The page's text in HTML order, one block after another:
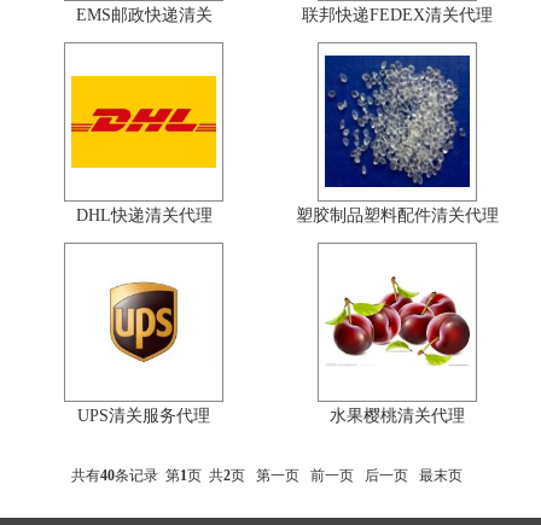
EMS邮政快递清关 联邦快递FEDEX清关代理
DHL快递清关代理 塑胶制品塑料配件清关代理
UPS清关服务代理 水果樱桃清关代理
共有40条记录 第1页 共2页 第一页 前一页 后一页 最末页